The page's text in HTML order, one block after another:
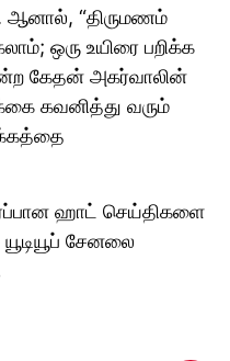
ஆனால், “திருமணம்
ஒரு உயிரை பறிக்க
கேதன் அகர்வாலின்
கவனித்து வரும்
ஹாட் செய்திகளை
சேனலை